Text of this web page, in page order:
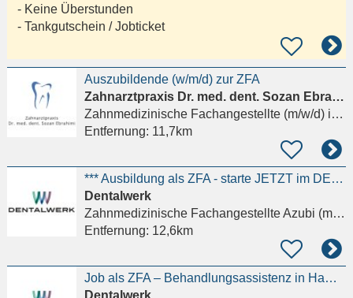
- Keine Überstunden
- Tankgutschein / Jobticket
Auszubildende (w/m/d) zur ZFA
Zahnarztpraxis Dr. med. dent. Sozan Ebrahimi
Zahnmedizinische Fachangestellte (m/w/d)in Hamburg, Wandsbek
Entfernung: 11,7km
*** Ausbildung als ZFA - starte JETZT im DENTALWERK Deine Karriere! ***
Dentalwerk
Zahnmedizinische Fachangestellte Azubi (m/w/d)
Entfernung: 12,6km
Job als ZFA – Behandlungsassistenz in Hamburg